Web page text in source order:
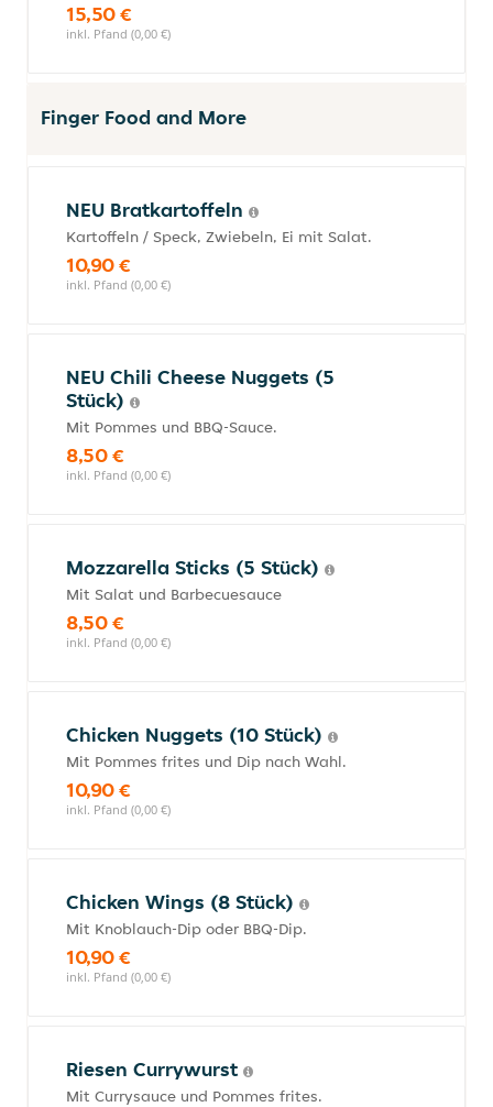
15,50 €
inkl. Pfand (0,00 €)
Finger Food and More
NEU Bratkartoffeln
Kartoffeln / Speck, Zwiebeln, Ei mit Salat.
10,90 €
inkl. Pfand (0,00 €)
NEU Chili Cheese Nuggets (5
Stück)
Mit Pommes und BBQ-Sauce.
8,50 €
inkl. Pfand (0,00 €)
Mozzarella Sticks (5 Stück)
Mit Salat und Barbecuesauce
8,50 €
inkl. Pfand (0,00 €)
Chicken Nuggets (10 Stück)
Mit Pommes frites und Dip nach Wahl.
10,90 €
inkl. Pfand (0,00 €)
Chicken Wings (8 Stück)
Mit Knoblauch-Dip oder BBQ-Dip.
10,90 €
inkl. Pfand (0,00 €)
Riesen Currywurst
Mit Currysauce und Pommes frites.